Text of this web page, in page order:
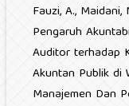
Fauzi, A.,
Pengaruh
Auditor terhadap
Akuntan Publik di
Manajemen Dan